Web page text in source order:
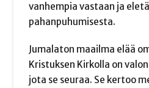
vanhempia vastaan ja
pahanpuhumisesta.
Jumalaton maailma elää
Kristuksen Kirkolla on
jota se seuraa. Se kertoo